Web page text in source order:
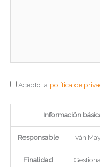
Acepto la política de
Información
Responsable Iván
Finalidad